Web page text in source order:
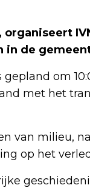
organiseert
in de
gepland om
met het
van milieu,
op het